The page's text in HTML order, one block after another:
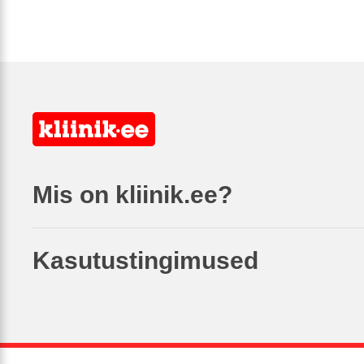
Mis on kliinik.ee?
Kasutustingimused